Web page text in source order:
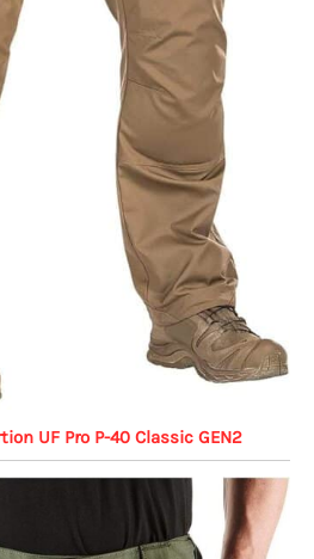
UF Pro P-40 Classic GEN2